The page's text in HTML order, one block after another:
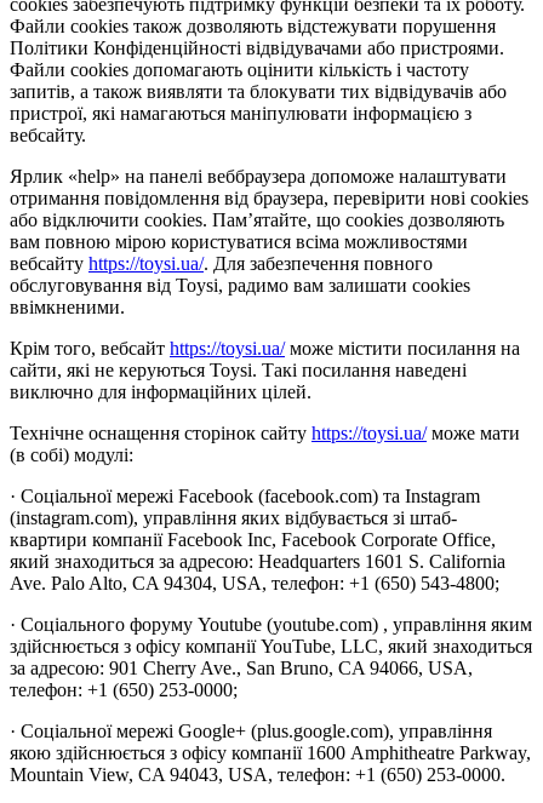
Файли cookies також дозволяють відстежувати порушення
Політики Конфіденційності відвідувачами або пристроями.
Файли cookies допомагають оцінити кількість і частоту
запитів, а також виявляти та блокувати тих відвідувачів або
пристрої, які намагаються маніпулювати інформацією з
вебсайту.
Ярлик «help» на панелі веббраузера допоможе налаштувати
отримання повідомлення від браузера, перевірити нові cookies
або відключити cookies. Пам’ятайте, що cookies дозволяють
вам повною мірою користуватися всіма можливостями
вебсайту https://toysi.ua/. Для забезпечення повного
обслуговування від Toysi, радимо вам залишати cookies
ввімкненими.
Крім того, вебсайт https://toysi.ua/може містити посилання на
сайти, які не керуються Toysi. Такі посилання наведені
виключно для інформаційних цілей.
Технічне оснащення сторінок сайту https://toysi.ua/може мати
(в собі) модулі:
· Соціальної мережі Facebook (facebook.com) та Instagram
(instagram.com), управління яких відбувається зі штаб-
квартири компанії Facebook Inc, Facebook Corporate Office,
який знаходиться за адресою: Headquarters 1601 S. California
Ave. Palo Alto, CA 94304, USA, телефон: +1 (650) 543-4800;
· Соціального форуму Youtube (youtube.com) , управління яким
здійснюється з офісу компанії YouTube, LLC, який знаходиться
за адресою: 901 Cherry Ave., San Bruno, CA 94066, USA,
телефон: +1 (650) 253-0000;
· Соціальної мережі Google+ (plus.google.com), управління
якою здійснюється з офісу компанії 1600 Amphitheatre Parkway,
Mountain View, CA 94043, USA, телефон: +1 (650) 253-0000.